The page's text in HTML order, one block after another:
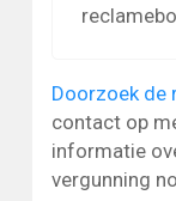
Doorzoek de
contact op
informatie
vergunning